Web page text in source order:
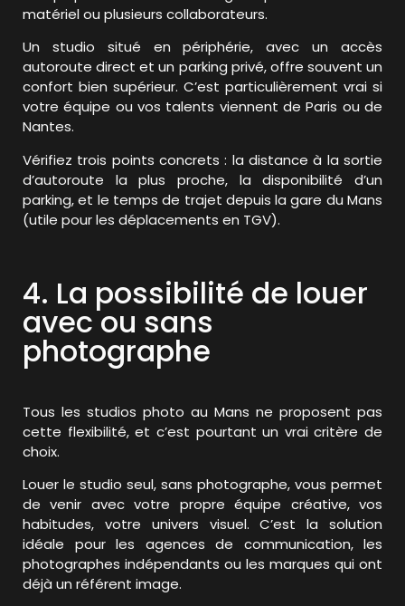
matériel ou plusieurs collaborateurs.
Un studio situé en périphérie, avec un accès
autoroute direct et un parking privé, offre souvent un
confort bien supérieur. C’est particulièrement vrai si
votre équipe ou vos talents viennent de Paris ou de
Nantes.
Vérifiez trois points concrets : la distance à la sortie
d’autoroute la plus proche, la disponibilité d’un
parking, et le temps de trajet depuis la gare du Mans
(utile pour les déplacements en TGV).
4. La possibilité de louer
avec ou sans
photographe
Tous les studios photo au Mans ne proposent pas
cette flexibilité, et c’est pourtant un vrai critère de
choix.
Louer le studio seul, sans photographe, vous permet
de venir avec votre propre équipe créative, vos
habitudes, votre univers visuel. C’est la solution
idéale pour les agences de communication, les
photographes indépendants ou les marques qui ont
déjà un référent image.